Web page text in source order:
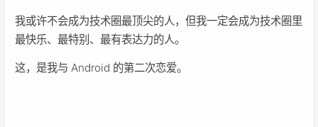
我或许不会成为技术圈最顶尖的人，但我一定会成为技术圈里
最快乐、最特别、最有表达力的人。
这，是我与 Android 的第二次恋爱。